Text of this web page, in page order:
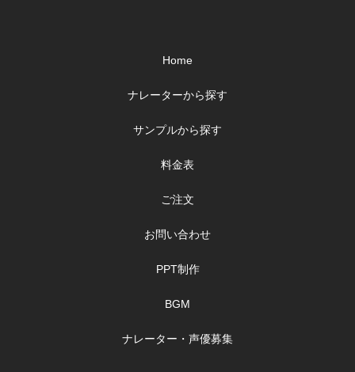
Home
ナレーターから探す
サンプルから探す
料金表
ご注文
お問い合わせ
PPT制作
BGM
ナレーター・声優募集